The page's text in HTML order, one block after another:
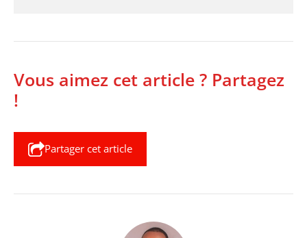
Vous aimez cet article ? Partagez
!
Partager cet article